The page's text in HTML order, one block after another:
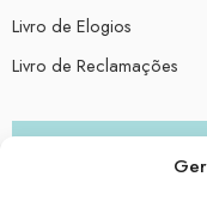
Livro de Elogios
Livro de Reclamações